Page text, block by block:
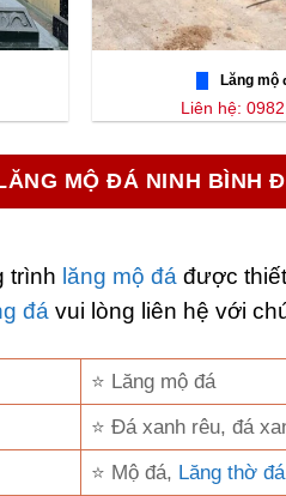
Lăng mộ
Liên hệ:
MỘ ĐÁ NINH BÌNH
trình lăng mộ đá được
đá vui lòng liên hệ với
⭐ Lăng mộ đá
⭐ Đá xanh rêu, đá
⭐ Mộ đá, Lăng thờ đá